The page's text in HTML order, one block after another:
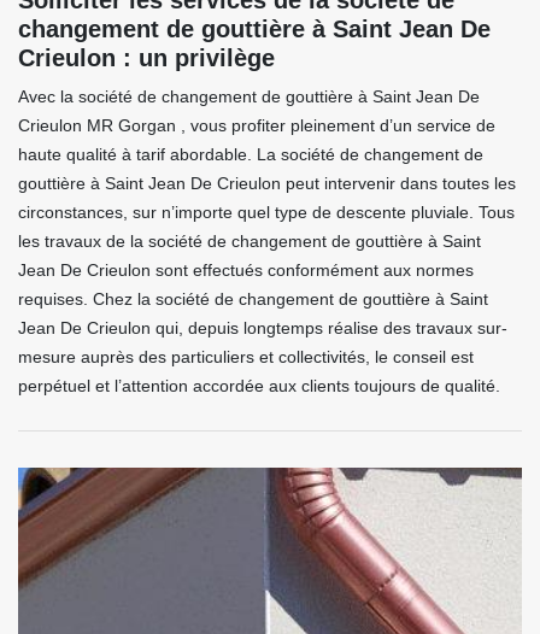
changement de gouttière à Saint Jean De
Crieulon : un privilège
Avec la société de changement de gouttière à Saint Jean De
Crieulon MR Gorgan , vous profiter pleinement d’un service de
haute qualité à tarif abordable. La société de changement de
gouttière à Saint Jean De Crieulon peut intervenir dans toutes les
circonstances, sur n’importe quel type de descente pluviale. Tous
les travaux de la société de changement de gouttière à Saint
Jean De Crieulon sont effectués conformément aux normes
requises. Chez la société de changement de gouttière à Saint
Jean De Crieulon qui, depuis longtemps réalise des travaux sur-
mesure auprès des particuliers et collectivités, le conseil est
perpétuel et l’attention accordée aux clients toujours de qualité.